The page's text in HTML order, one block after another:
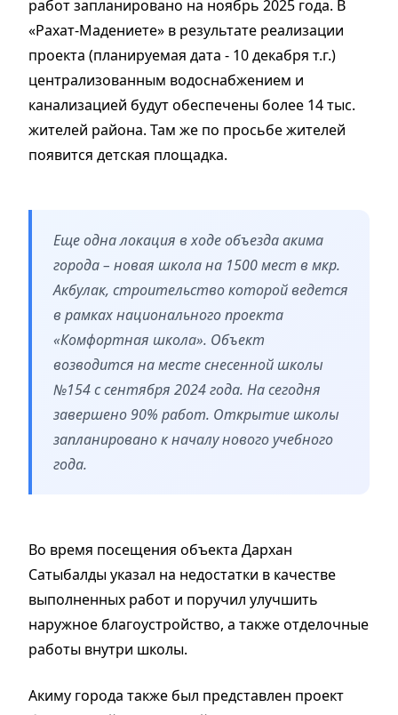
работ запланировано на ноябрь 2025 года. В
«Рахат-Мадениете» в результате реализации
проекта (планируемая дата - 10 декабря т.г.)
централизованным водоснабжением и
канализацией будут обеспечены более 14 тыс.
жителей района. Там же по просьбе жителей
появится детская площадка.
Еще одна локация в ходе объезда акима
города – новая школа на 1500 мест в мкр.
Акбулак, строительство которой ведется
в рамках национального проекта
«Комфортная школа». Объект
возводится на месте снесенной школы
№154 с сентября 2024 года. На сегодня
завершено 90% работ. Открытие школы
запланировано к началу нового учебного
года.
Во время посещения объекта Дархан
Сатыбалды указал на недостатки в качестве
выполненных работ и поручил улучшить
наружное благоустройство, а также отделочные
работы внутри школы.
Акиму города также был представлен проект